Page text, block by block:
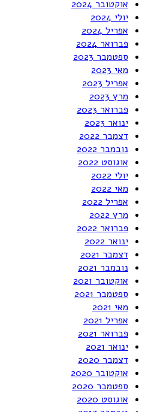
אוקטובר 2024
יולי 2024
אפריל 2024
פברואר 2024
ספטמבר 2023
מאי 2023
אפריל 2023
מרץ 2023
פברואר 2023
ינואר 2023
דצמבר 2022
נובמבר 2022
אוגוסט 2022
יולי 2022
מאי 2022
אפריל 2022
מרץ 2022
פברואר 2022
ינואר 2022
דצמבר 2021
נובמבר 2021
אוקטובר 2021
ספטמבר 2021
מאי 2021
אפריל 2021
פברואר 2021
ינואר 2021
דצמבר 2020
אוקטובר 2020
ספטמבר 2020
אוגוסט 2020